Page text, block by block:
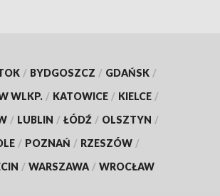
/ BYDGOSZCZ / GDAŃSK /
WLKP. / KATOWICE / KIELCE /
/ LUBLIN / ŁÓDŹ / OLSZTYN /
/ POZNAŃ / RZESZÓW /
/ WARSZAWA / WROCŁAW